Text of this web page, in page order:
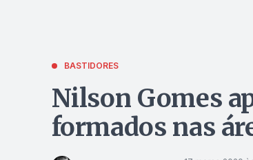
BASTIDORES
Nilson Gomes
formados nas